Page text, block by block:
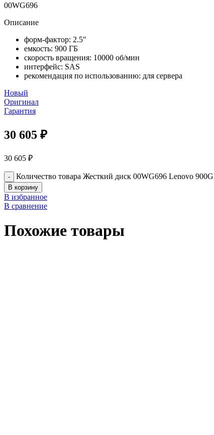
00WG696
Описание
форм-фактор: 2.5″
емкость: 900 ГБ
скорость вращения: 10000 об/мин
интерфейс: SAS
рекомендация по использованию: для сервера
Новый
Оригинал
Гарантия
30 605 ₽
30 605 ₽
Количество товара Жесткий диск 00WG696 Lenovo
В корзину
В избранное
В сравнение
Похожие товары